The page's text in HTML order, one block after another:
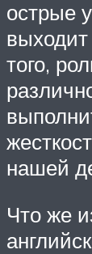
острые
того,
нашей
Что же